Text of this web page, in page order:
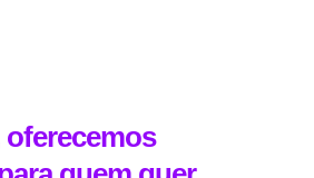
oferecemos